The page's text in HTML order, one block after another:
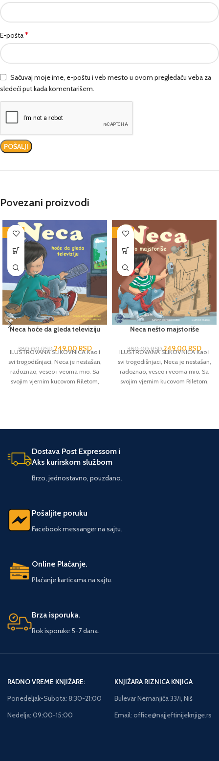
E-pošta*
Sačuvaj moje ime, e-poštu i veb mesto u ovom pregledaču veba za
sledeći put kada komentarišem.
Povezani proizvodi
-34%
Neca hoće da gleda televiziju
380,00RSD 249,00RSD
ILUSTROVANA SLIKOVNICA Kao i
svi trogodišnjaci, Neca je nestašan,
radoznao, veseo i veoma mio. Sa
svojim vjernim kucovom Riletom,
-34%
Neca nešto majstoriše
380,00RSD 249,00RSD
ILUSTROVANA SLIKOVNICA Kao i
svi trogodišnjaci, Neca je nestašan,
radoznao, veseo i veoma mio. Sa
svojim vjernim kucovom Riletom,
Dostava Post Expressom i
Aks kurirskom službom
Brzo, jednostavno, pouzdano.
Pošaljite poruku
Facebook messanger na sajtu.
Online Plaćanje.
Plaćanje karticama na sajtu.
Brza isporuka.
Rok isporuke 5-7 dana.
RADNO VREME KNJIŽARE:
Ponedeljak-Subota: 8:30-21:00
Nedelja: 09:00-15:00
KNJIŽARA RIZNICA KNJIGA
Bulevar Nemanjića 33/i, Niš
Email: office@najjeftinijeknjige.rs